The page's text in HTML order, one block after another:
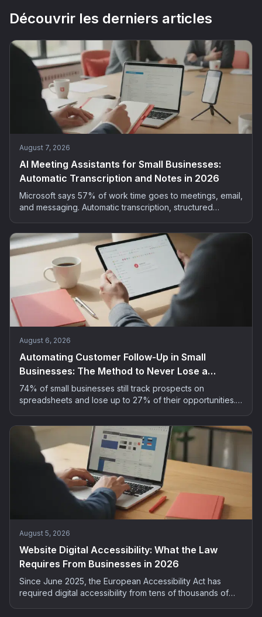
Découvrir les derniers articles
August 7, 2026
AI Meeting Assistants for Small Businesses:
Automatic Transcription and Notes in 2026
Microsoft says 57% of work time goes to meetings, email,
and messaging. Automatic transcription, structured
bring AI into your small business meetings, GDPR-safe.
August 6, 2026
Automating Customer Follow-Up in Small
Businesses: The Method to Never Lose a
Prospect
74% of small businesses still track prospects on
spreadsheets and lose up to 27% of their opportunities.
without spending your evenings on it.
August 5, 2026
Website Digital Accessibility: What the Law
Requires From Businesses in 2026
Since June 2025, the European Accessibility Act has
required digital accessibility from tens of thousands of